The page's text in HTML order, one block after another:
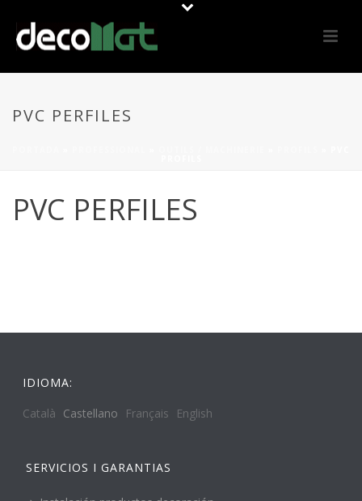
PVC PERFILES
PVC PERFILES
IDIOMA:
Català Castellano Français English
SERVICIOS I GARANTIAS